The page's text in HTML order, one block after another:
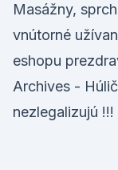
Masážny,
vnútorné
eshopu
Archives -
nezlegalizujú !!!